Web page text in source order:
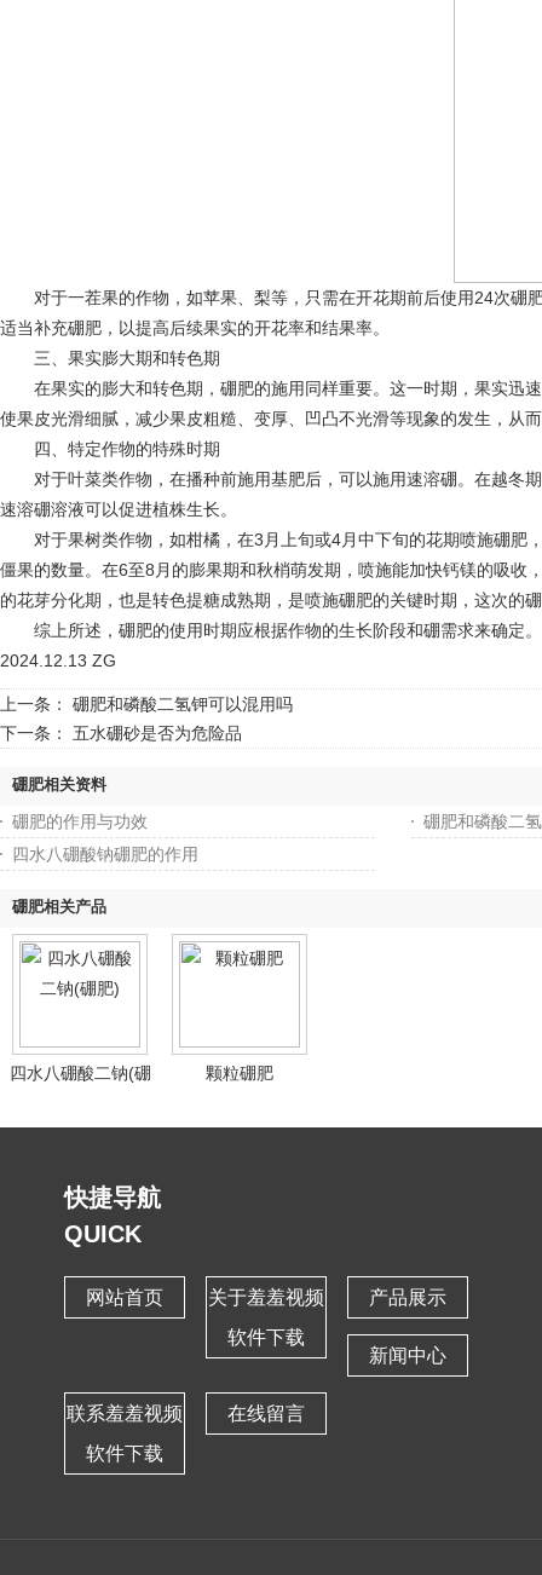
对于一茬果的作物，如苹果、梨等，只需在开花期前后使用24次硼
适当补充硼肥，以提高后续果实的开花率和结果率。
三、果实膨大期和转色期
在果实的膨大和转色期，硼肥的施用同样重要。这一时期，果实迅
使果皮光滑细腻，减少果皮粗糙、变厚、凹凸不光滑等现象的发生，从
四、特定作物的特殊时期
对于叶菜类作物，在播种前施用基肥后，可以施用速溶硼。在越冬
速溶硼溶液可以促进植株生长。
对于果树类作物，如柑橘，在3月上旬或4月中下旬的花期喷施硼肥
僵果的数量。在6至8月的膨果期和秋梢萌发期，喷施能加快钙镁的吸
的花芽分化期，也是转色提糖成熟期，是喷施硼肥的关键时期，这次的
综上所述，硼肥的使用时期应根据作物的生长阶段和硼需求来确定
2024.12.13 ZG
上一条： 硼肥和磷酸二氢钾可以混用吗
下一条： 五水硼砂是否为危险品
硼肥相关资料
硼肥的作用与功效
硼肥和磷酸二
四水八硼酸钠硼肥的作用
硼肥相关产品
四水八硼酸二钠(硼
颗粒硼肥
快捷导航
QUICK
网站首页
关于羞羞视频
软件下载
产品展示
新闻中心
联系羞羞视频
软件下载
在线留言